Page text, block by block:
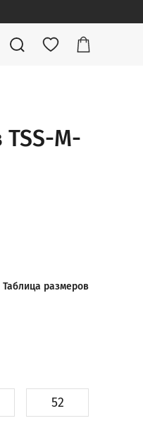
M-
Таблица размеров
52